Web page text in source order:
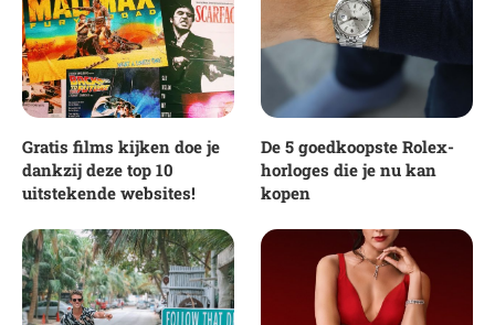
Gratis films kijken doe je
dankzij deze top 10
uitstekende websites!
De 5 goedkoopste Rolex-
horloges die je nu kan
kopen